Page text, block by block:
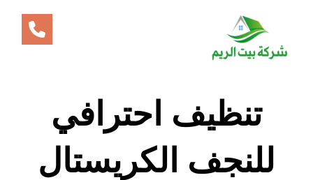
تنظيف احترافي
للنجف الكريستال